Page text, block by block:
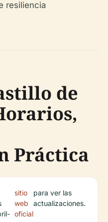
resiliencia
de
Práctica
sitio
web
oficial
para ver las
actualizaciones.